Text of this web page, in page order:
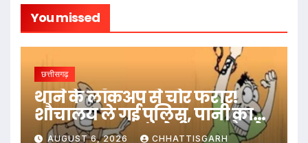
You missed
छत्तीसगढ़
थाने के लॉकअप से चोर फरार!
शौचालय ले गई पुलिस, पानी का
बहाना बनाकर आरोपी हुआ नौ-दो
AUGUST 6, 2026 CHHATTISGARH